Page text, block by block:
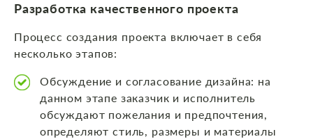
Разработка качественного проекта
Процесс создания проекта включает в себя
несколько этапов:
Обсуждение и согласование дизайна: на
данном этапе заказчик и исполнитель
обсуждают пожелания и предпочтения,
определяют стиль, размеры и материалы